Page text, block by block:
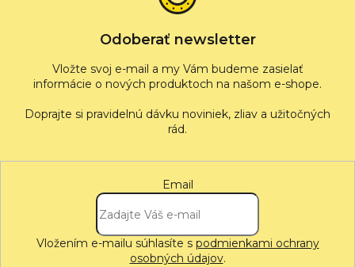
Odoberať newsletter
Vložte svoj e-mail a my Vám budeme zasielať
informácie o nových produktoch na našom e-shope.
Email
Vložením e-mailu súhlasíte s podmienkami ochrany
osobných údajov.